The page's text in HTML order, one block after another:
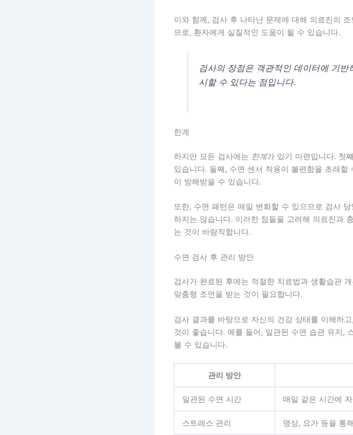
이와 함께, 검사 후 나타난 문제에 대해 의료진의
므로, 환자에게 실질적인 도움이 될 수 있습니다.
검사의 장점은 객관적인 데이터에 기
시할 수 있다는 점입니다.
한계
하지만 모든 검사에는 한계가 있기 마련입니다. 첫
있습니다. 둘째, 수면 센서 착용이 불편함을 초래할
이 방해받을 수 있습니다.
또한, 수면 패턴은 매일 변화할 수 있으므로 검사
하지는 않습니다. 이러한 점들을 고려해 의료진과
는 것이 바람직합니다.
수면 검사 후 관리 방안
검사가 완료된 후에는 적절한 치료법과 생활습관
맞춤형 조언을 받는 것이 필요합니다.
검사 결과를 바탕으로 자신의 건강 상태를 이해하
것이 좋습니다. 예를 들어, 일관된 수면 습관 유지,
볼 수 있습니다.
관리 방안
일관된 수면 시간 매일 같은 시간에
스트레스 관리 명상, 요가 등을 통